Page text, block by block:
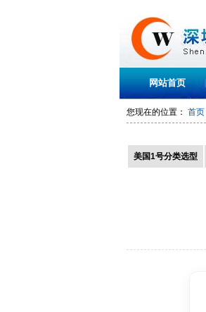
网站首页
您现在的位置： 首页
美国1号分类选型